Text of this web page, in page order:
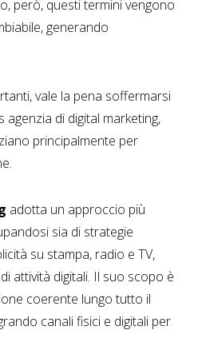
però, questi termini vengono
generando
vale la pena soffermarsi
agenzia di digital marketing,
principalmente per
adotta un approccio più
sia di strategie
su stampa, radio e TV,
attività digitali. Il suo scopo è
coerente lungo tutto il
canali fisici e digitali per